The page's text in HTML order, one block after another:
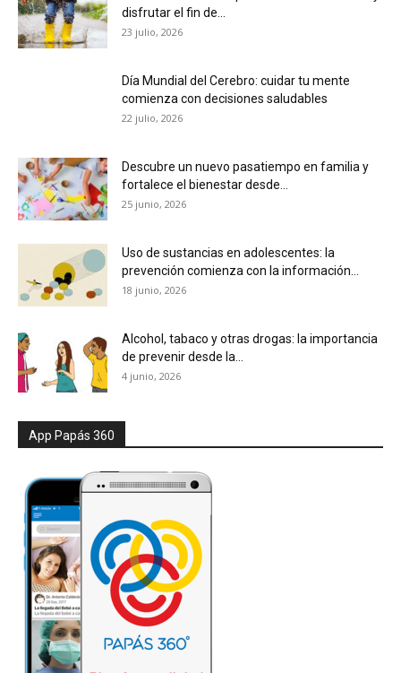
disfrutar el fin de...
23 julio, 2026
Día Mundial del Cerebro: cuidar tu mente
comienza con decisiones saludables
22 julio, 2026
Descubre un nuevo pasatiempo en familia y
fortalece el bienestar desde...
25 junio, 2026
Uso de sustancias en adolescentes: la
prevención comienza con la información...
18 junio, 2026
Alcohol, tabaco y otras drogas: la importancia
de prevenir desde la...
4 junio, 2026
App Papás 360